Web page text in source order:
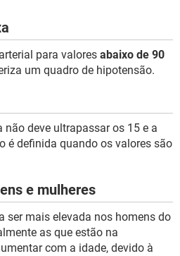
para valores abaixo de 90
um quadro de hipotensão.
deve ultrapassar os 15 e a
é definida quando os valores são
e mulheres
ser mais elevada nos homens do
as que estão na
com a idade, devido à